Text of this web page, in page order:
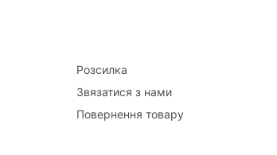
Розсилка
Звязатися з нами
Повернення товару